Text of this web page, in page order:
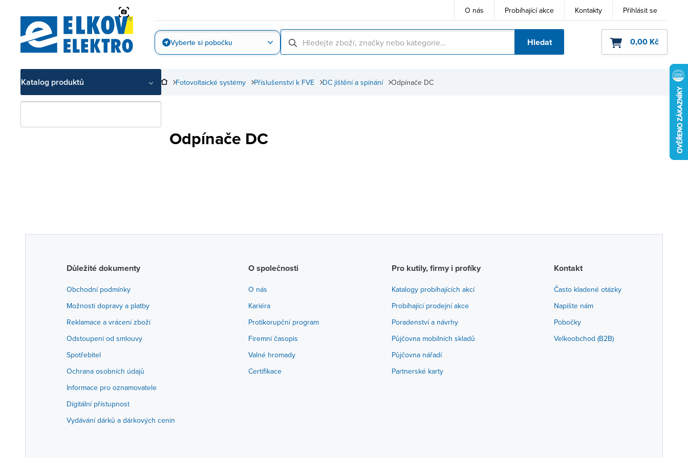
O nás Probíhající akce Kontakty Přihlásit se
Vyberte si pobočku Hledat 0,00 Kč
Katalog produktů Odpínače DC
DC jištění a spínání
Příslušenství k FVE
Fotovoltaické systémy
Odpínače DC
Důležité dokumenty
Obchodní podmínky
Možnosti dopravy a platby
Reklamace a vrácení zboží
Odstoupení od smlouvy
Spotřebitel
Ochrana osobních údajů
Informace pro oznamovatele
Digitální přístupnost
Vydávání dárků a dárkových cenin
O společnosti
O nás
Kariéra
Protikorupční program
Firemní časopis
Valné hromady
Certifikace
Pro kutily, firmy i profíky
Katalogy probíhajících akcí
Probíhající prodejní akce
Poradenství a návrhy
Půjčovna mobilních skladů
Půjčovna nářadí
Partnerské karty
Kontakt
Často kladené otázky
Napište nám
Pobočky
Velkoobchod (B2B)